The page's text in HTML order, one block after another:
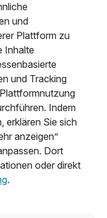
p.P. ab
So entstanden
an
Vergnügen der
erahnen lassen.
entspannten und
lassen und
In unserem
finnischer
können Sie
die Seele so richtig
und
Plattform zu
Inhalte
und Tracking
Indem
erklären Sie sich
anzeigen”
Dort
oder direkt
.